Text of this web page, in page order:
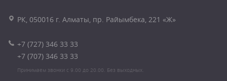
РК, 050016 г. Алматы, пр. Райымбека, 221 «Ж»
+7 (727) 346 33 33
+7 (707) 346 33 33
Принимаем звонки с 9.00 до 20.00. Без выходных.